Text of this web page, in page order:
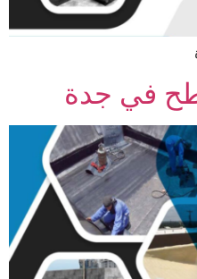
في جدة